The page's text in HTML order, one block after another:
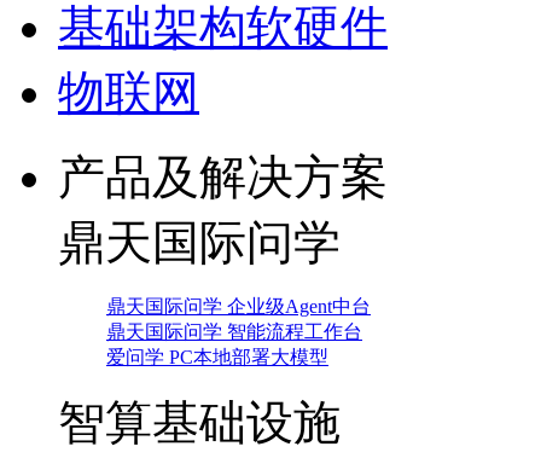
基础架构软硬件
物联网
产品及解决方案
鼎天国际问学
鼎天国际问学 企业级Agent中台
鼎天国际问学 智能流程工作台
爱问学 PC本地部署大模型
智算基础设施